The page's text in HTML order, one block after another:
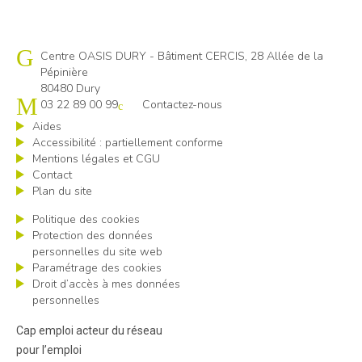
Cap emploi 80
Centre OASIS DURY - Bâtiment CERCIS, 28 Allée de la
Pépinière
80480 Dury
03 22 89 00 99
Contactez-nous
Aides
Accessibilité : partiellement conforme
Mentions légales et CGU
Contact
Plan du site
Politique des cookies
Protection des données
personnelles du site web
Paramétrage des cookies
Droit d’accès à mes données
personnelles
Cap emploi acteur du réseau
pour l’emploi